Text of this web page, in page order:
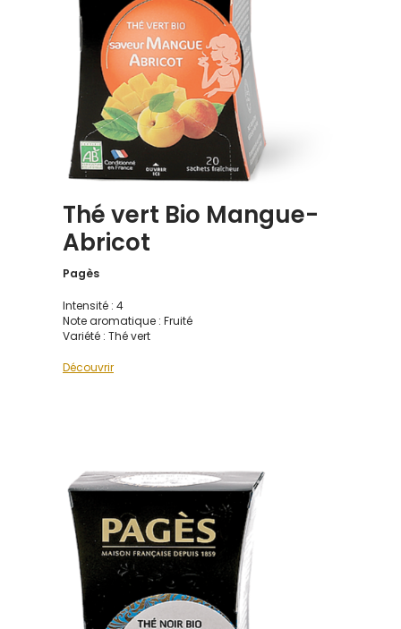
Thé vert Bio Mangue-
Abricot
Pagès
Intensité : 4
Note aromatique : Fruité
Variété : Thé vert
Découvrir